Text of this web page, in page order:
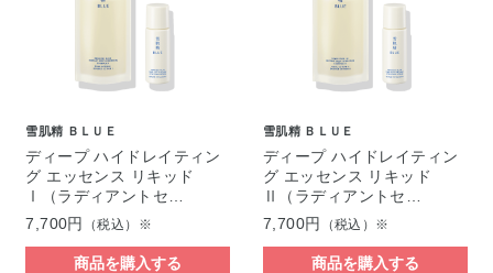
雪肌精 ＢＬＵＥ
ディープ ハイドレイティン
グ エッセンス リキッド
Ⅰ（ラディアントセ…
7,700円
（税込）※
商品を購入する
雪肌精 ＢＬＵＥ
ディープ ハイドレイティン
グ エッセンス リキッド
Ⅱ（ラディアントセ…
7,700円
（税込）※
商品を購入する